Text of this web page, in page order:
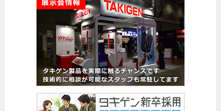
CFRP（炭素繊維強化プラスチック）
CATEGORY ソリューション
試作・特注品の事例集
SDGs配慮・脱炭素